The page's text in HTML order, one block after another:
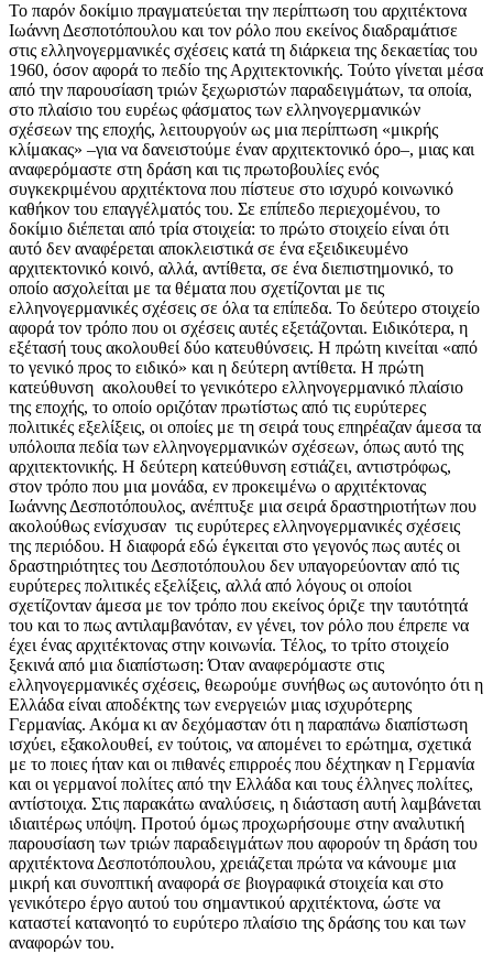
Το παρόν δοκίμιο πραγματεύεται την περίπτωση του αρχιτέκτονα
Ιωάννη Δεσποτόπουλου και τον ρόλο που εκείνος διαδραμάτισε
στις ελληνογερμανικές σχέσεις κατά τη διάρκεια της δεκαετίας του
1960, όσον αφορά το πεδίο της Αρχιτεκτονικής. Τούτο γίνεται μέσα
από την παρουσίαση τριών ξεχωριστών παραδειγμάτων, τα οποία,
στο πλαίσιο του ευρέως φάσματος των ελληνογερμανικών
σχέσεων της εποχής, λειτουργούν ως μια περίπτωση «μικρής
κλίμακας» –για να δανειστούμε έναν αρχιτεκτονικό όρο–, μιας και
αναφερόμαστε στη δράση και τις πρωτοβουλίες ενός
συγκεκριμένου αρχιτέκτονα που πίστευε στο ισχυρό κοινωνικό
καθήκον του επαγγέλματός του. Σε επίπεδο περιεχομένου, το
δοκίμιο διέπεται από τρία στοιχεία: το πρώτο στοιχείο είναι ότι
αυτό δεν αναφέρεται αποκλειστικά σε ένα εξειδικευμένο
αρχιτεκτονικό κοινό, αλλά, αντίθετα, σε ένα διεπιστημονικό, το
οποίο ασχολείται με τα θέματα που σχετίζονται με τις
ελληνογερμανικές σχέσεις σε όλα τα επίπεδα. Το δεύτερο στοιχείο
αφορά τον τρόπο που οι σχέσεις αυτές εξετάζονται. Ειδικότερα, η
εξέτασή τους ακολουθεί δύο κατευθύνσεις. Η πρώτη κινείται «από
το γενικό προς το ειδικό» και η δεύτερη αντίθετα. Η πρώτη
κατεύθυνση ακολουθεί το γενικότερο ελληνογερμανικό πλαίσιο
της εποχής, το οποίο οριζόταν πρωτίστως από τις ευρύτερες
πολιτικές εξελίξεις, οι οποίες με τη σειρά τους επηρέαζαν άμεσα τα
υπόλοιπα πεδία των ελληνογερμανικών σχέσεων, όπως αυτό της
αρχιτεκτονικής. Η δεύτερη κατεύθυνση εστιάζει, αντιστρόφως,
στον τρόπο που μια μονάδα, εν προκειμένω ο αρχιτέκτονας
Ιωάννης Δεσποτόπουλος, ανέπτυξε μια σειρά δραστηριοτήτων που
ακολούθως ενίσχυσαν τις ευρύτερες ελληνογερμανικές σχέσεις
της περιόδου. Η διαφορά εδώ έγκειται στο γεγονός πως αυτές οι
δραστηριότητες του Δεσποτόπουλου δεν υπαγορεύονταν από τις
ευρύτερες πολιτικές εξελίξεις, αλλά από λόγους οι οποίοι
σχετίζονταν άμεσα με τον τρόπο που εκείνος όριζε την ταυτότητά
του και το πως αντιλαμβανόταν, εν γένει, τον ρόλο που έπρεπε να
έχει ένας αρχιτέκτονας στην κοινωνία. Τέλος, το τρίτο στοιχείο
ξεκινά από μια διαπίστωση: Όταν αναφερόμαστε στις
ελληνογερμανικές σχέσεις, θεωρούμε συνήθως ως αυτονόητο ότι η
Ελλάδα είναι αποδέκτης των ενεργειών μιας ισχυρότερης
Γερμανίας. Ακόμα κι αν δεχόμασταν ότι η παραπάνω διαπίστωση
ισχύει, εξακολουθεί, εν τούτοις, να απομένει το ερώτημα, σχετικά
με το ποιες ήταν και οι πιθανές επιρροές που δέχτηκαν η Γερμανία
και οι γερμανοί πολίτες από την Ελλάδα και τους έλληνες πολίτες,
αντίστοιχα. Στις παρακάτω αναλύσεις, η διάσταση αυτή λαμβάνεται
ιδιαιτέρως υπόψη. Προτού όμως προχωρήσουμε στην αναλυτική
παρουσίαση των τριών παραδειγμάτων που αφορούν τη δράση του
αρχιτέκτονα Δεσποτόπουλου, χρειάζεται πρώτα να κάνουμε μια
μικρή και συνοπτική αναφορά σε βιογραφικά στοιχεία και στο
γενικότερο έργο αυτού του σημαντικού αρχιτέκτονα, ώστε να
καταστεί κατανοητό το ευρύτερο πλαίσιο της δράσης του και των
αναφορών του.